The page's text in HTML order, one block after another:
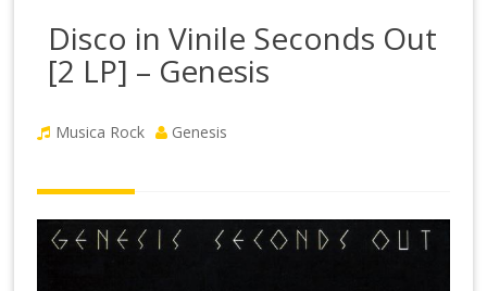
Disco in Vinile Seconds Out
[2 LP] – Genesis
Musica Rock Genesis